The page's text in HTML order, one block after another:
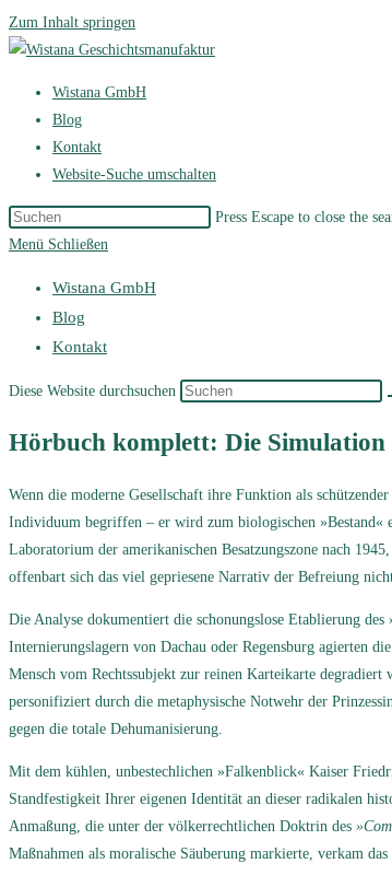
Zum Inhalt springen
Wistana GmbH
Blog
Kontakt
Website-Suche umschalten
Press Escape to close the
Menü Schließen
Wistana GmbH
Blog
Kontakt
Diese Website durchsuchen
Hörbuch komplett: Die Simulation
Wenn die moderne Gesellschaft ihre Funktion als
Individuum begriffen – er wird zum biologischen »Bestand«
Laboratorium der amerikanischen Besatzungszone nach
offenbart sich das viel gepriesene Narrativ der Befreiung
Die Analyse dokumentiert die schonungslose Etablierung
Internierungslagern von Dachau oder Regensburg agierten
Mensch vom Rechtssubjekt zur reinen Karteikarte
personifiziert durch die metaphysische Notwehr der
gegen die totale Dehumanisierung.
Mit dem kühlen, unbestechlichen »Falkenblick« Kaiser
Standfestigkeit Ihrer eigenen Identität an dieser radikalen
Anmaßung, die unter der völkerrechtlichen Doktrin des
Maßnahmen als moralische Säuberung markierte, verkam